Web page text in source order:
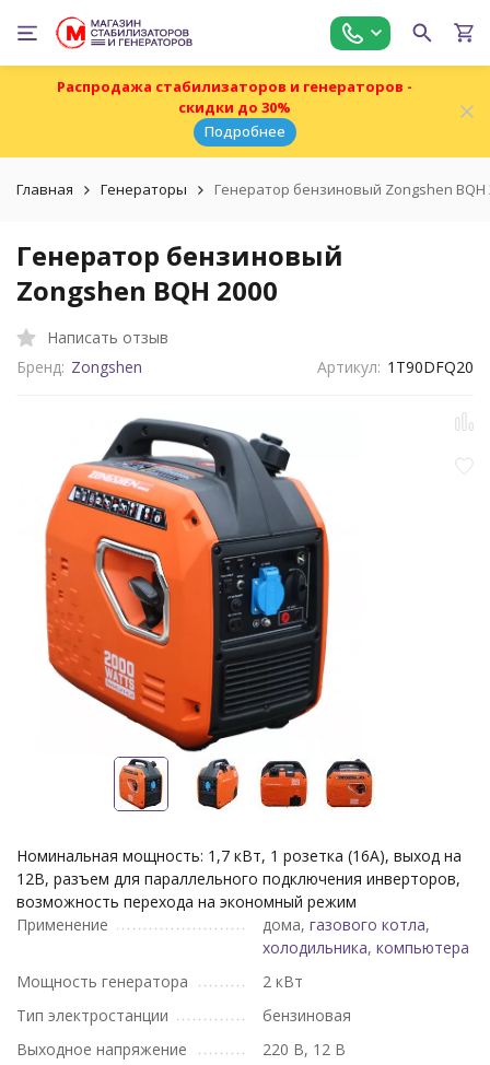
Распродажа стабилизаторов и генераторов -
скидки до 30%
Подробнее
Главная Генераторы Генератор бензиновый Zongshen BQH
Генератор бензиновый
Zongshen BQH 2000
Написать отзыв
Бренд: Zongshen Артикул: 1T90DFQ20
Номинальная мощность: 1,7 кВт, 1 розетка (16A), выход на
12В, разъем для параллельного подключения инверторов,
возможность перехода на экономный режим
Применение
дома, газового котла,
холодильника, компьютера
Мощность генератора
2 кВт
Тип электростанции
бензиновая
Выходное напряжение
220 В, 12 В